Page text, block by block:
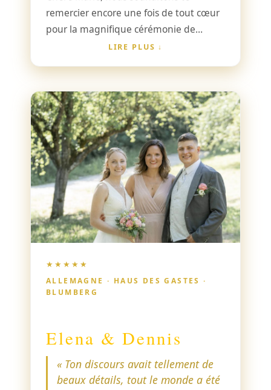
remercier encore une fois de tout cœur
pour la magnifique cérémonie de
mariage libre et notre journée de
mots et à tes idées personnelles et
sensibles. Nous n’étions pas les seuls à
être enchantés par notre cérémonie —
nos invités l’étaient aussi.
LIRE PLUS
★★★★★
ALLEMAGNE · HAUS DES GASTES ·
BLUMBERG
Elena & Dennis
« Ton discours avait tellement de
beaux détails, tout le monde a été